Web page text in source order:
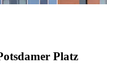
Platz